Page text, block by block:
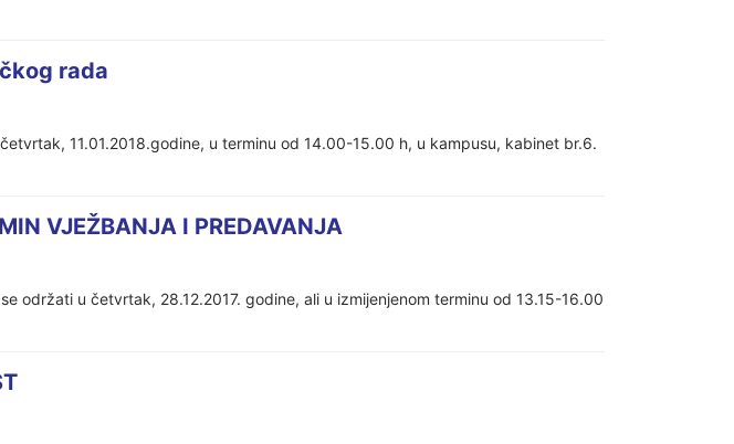
rada
11.01.2018.godine, u terminu od 14.00-15.00 h, u kampusu, kabinet br.6.
VJEŽBANJA I PREDAVANJA
održati u četvrtak, 28.12.2017. godine, ali u izmijenjenom terminu od 13.15-16.00